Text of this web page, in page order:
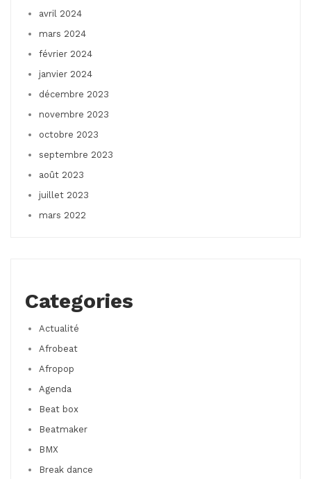
avril 2024
mars 2024
février 2024
janvier 2024
décembre 2023
novembre 2023
octobre 2023
septembre 2023
août 2023
juillet 2023
mars 2022
Categories
Actualité
Afrobeat
Afropop
Agenda
Beat box
Beatmaker
BMX
Break dance